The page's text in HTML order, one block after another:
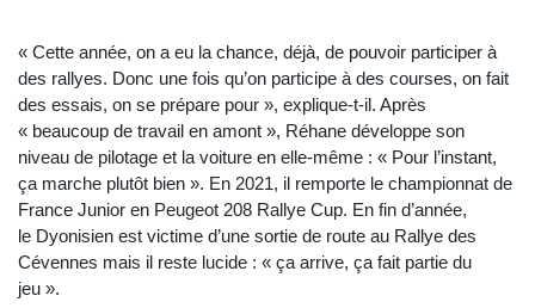
« Cette année, on a eu la chance, déjà, de pouvoir participer à
des rallyes. Donc une fois qu’on participe à des courses, on fait
des essais, on se prépare pour », explique-t-il. Après
« beaucoup de travail en amont », Réhane développe son
niveau de pilotage et la voiture en elle-même : « Pour l’instant,
ça marche plutôt bien ». En 2021, il remporte le championnat de
France Junior en Peugeot 208 Rallye Cup. En fin d’année,
le Dyonisien est victime d’une sortie de route au Rallye des
Cévennes mais il reste lucide : « ça arrive, ça fait partie du
jeu ».